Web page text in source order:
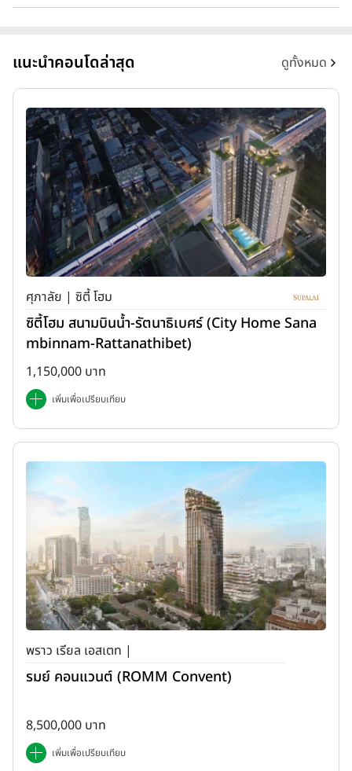
แนะนำคอนโดล่าสุด ดูทั้งหมด
ศุภาลัย | ซิตี้ โฮม
ซิตี้โฮม สนามบินน้ำ-รัตนาธิเบศร์ (City Home Sana
mbinnam-Rattanathibet)
1,150,000 บาท
เพิ่มเพื่อเปรียบเทียบ
พราว เรียล เอสเตท |
รมย์ คอนแวนต์ (ROMM Convent)
8,500,000 บาท
เพิ่มเพื่อเปรียบเทียบ